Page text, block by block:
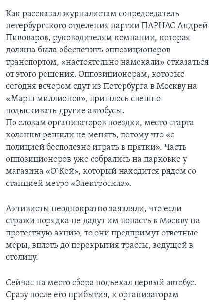
Как рассказал журналистам сопредседатель
петербургского отделения партии ПАРНАС Андрей
Пивоваров, руководителям компании, которая
должна была обеспечить оппозиционеров
транспортом, «настоятельно намекали» отказаться
от этого решения. Оппозиционерам, которые
сегодня вечером едут из Петербурга в Москву на
«Марш миллионов», пришлось спешно
подыскивать другие автобусы.
По словам организаторов поездки, место старта
колонны решили не менять, потому что «с
полицией бесполезно играть в прятки». Часть
оппозиционеров уже собрались на парковке у
магазина «О`Кей», который находится рядом со
станцией метро «Электросила».
Активисты неоднократно заявляли, что если
стражи порядка не дадут им попасть в Москву на
протестную акцию, то они предпримут ответные
меры, вплоть до перекрытия трассы, ведущей в
столицу.
Сейчас на место сбора подъехал первый автобус.
Сразу после его прибытия, к организаторам